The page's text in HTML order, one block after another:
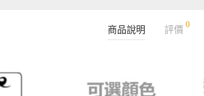
商品說明 評價
0